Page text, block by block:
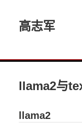
高志军
llama2与
llama2